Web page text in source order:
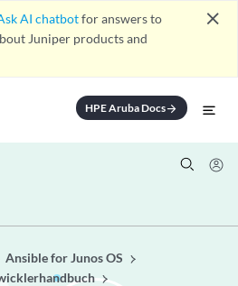
AI chatbotfor answers to
Juniper products and
close
HPE Aruba Docsarrow_forward
Ansible for Junos OS